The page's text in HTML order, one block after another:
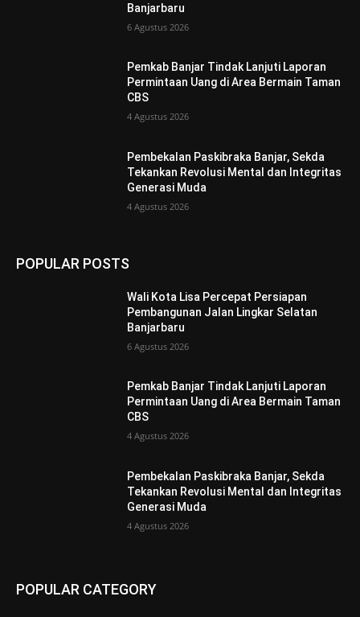
Banjarbaru
6 Agustus 2026
Pemkab Banjar Tindak Lanjuti Laporan
Permintaan Uang di Area Bermain Taman
CBS
4 Agustus 2026
Pembekalan Paskibraka Banjar, Sekda
Tekankan Revolusi Mental dan Integritas
Generasi Muda
4 Agustus 2026
POPULAR POSTS
Wali Kota Lisa Percepat Persiapan
Pembangunan Jalan Lingkar Selatan
Banjarbaru
6 Agustus 2026
Pemkab Banjar Tindak Lanjuti Laporan
Permintaan Uang di Area Bermain Taman
CBS
4 Agustus 2026
Pembekalan Paskibraka Banjar, Sekda
Tekankan Revolusi Mental dan Integritas
Generasi Muda
4 Agustus 2026
POPULAR CATEGORY